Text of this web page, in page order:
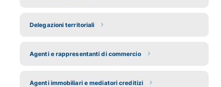
Delegazioni territoriali
Agenti e rappresentanti di commercio
Agenti immobiliari e mediatori creditizi